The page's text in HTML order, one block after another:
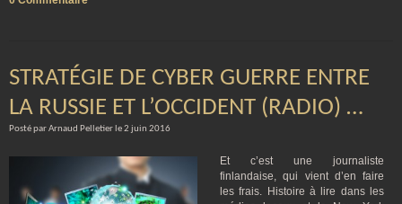
STRATÉGIE DE CYBER GUERRE ENTRE
LA RUSSIE ET L’OCCIDENT (RADIO) …
Posté par Arnaud Pelletier le 2 juin 2016
Et c’est une journaliste
finlandaise, qui vient d’en faire
les frais. Histoire à lire dans les